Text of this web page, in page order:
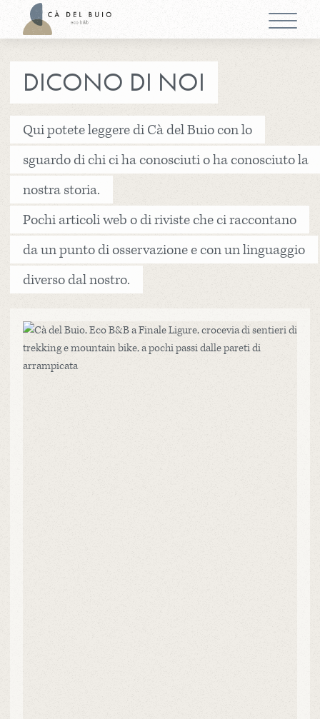
DICONO DI NOI
Qui potete leggere di Cà del Buio con lo
sguardo di chi ci ha conosciuti o ha conosciuto la
nostra storia.
Pochi articoli web o di riviste che ci raccontano
da un punto di osservazione e con un linguaggio
diverso dal nostro.